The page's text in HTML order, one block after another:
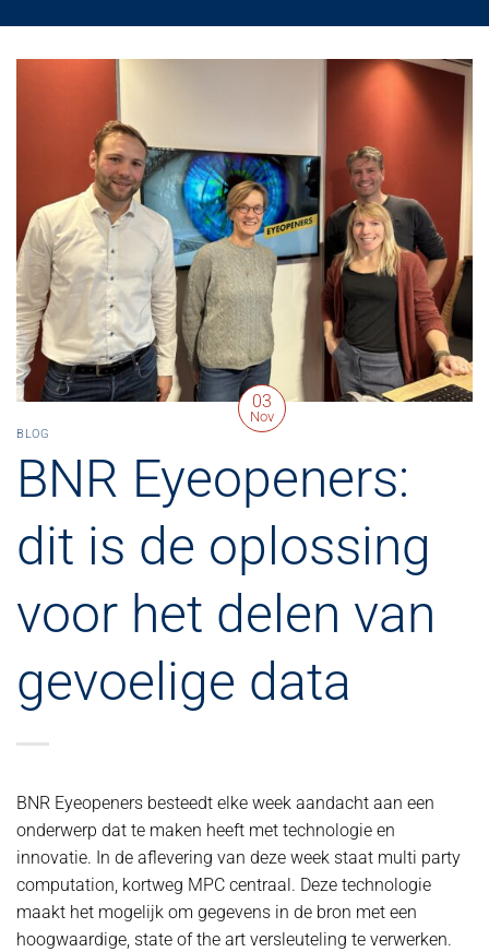
03
Nov
BLOG
BNR Eyeopeners:
dit is de oplossing
voor het delen van
gevoelige data
BNR Eyeopeners besteedt elke week aandacht aan een
onderwerp dat te maken heeft met technologie en
innovatie. In de aflevering van deze week staat multi party
computation, kortweg MPC centraal. Deze technologie
maakt het mogelijk om gegevens in de bron met een
hoogwaardige, state of the art versleuteling te verwerken.